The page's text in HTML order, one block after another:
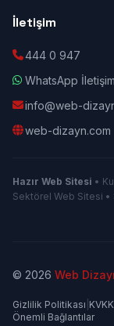
İletişim
444 0 947
WhatsApp İletişim
info@web-
web-dizayn.com
Hazır Web Sitesi •
Sektörel Web Sitesi •
© 2026 Web
Gizlilik Politikası
Önemli Bağlantılar